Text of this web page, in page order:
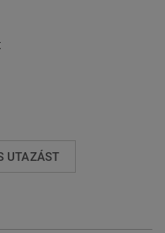
UTAZÁST